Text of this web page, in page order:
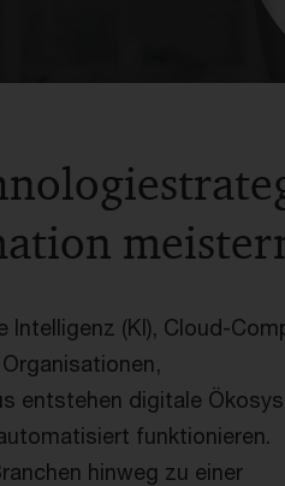
(KI), Cloud-
entstehen digitale
funktionieren.
hinweg zu einer